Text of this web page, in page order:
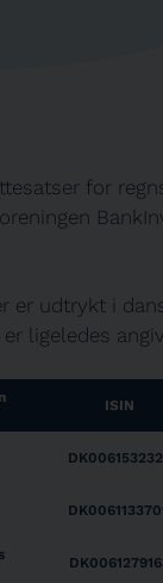
for
er udtrykt i
ligeledes
ISIN